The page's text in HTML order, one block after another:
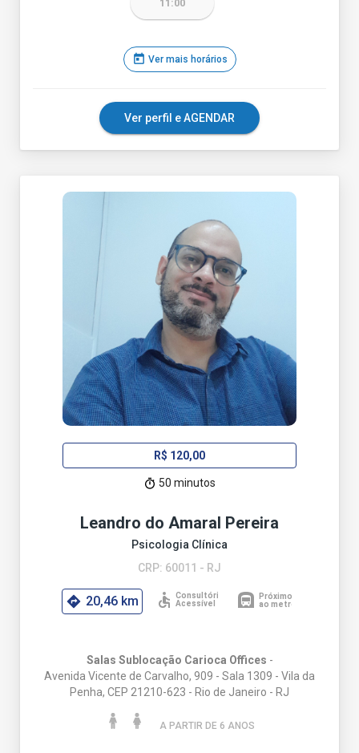
11:00
today Ver mais horários
Ver perfil e AGENDAR
R$ 120,00
50 minutos
Leandro do Amaral Pereira
Psicologia Clínica
CRP: 60011 - RJ
20,46 km
Salas Sublocação Carioca Offices -
Avenida Vicente de Carvalho, 909 - Sala 1309 - Vila da
Penha, CEP 21210-623 - Rio de Janeiro - RJ
A PARTIR DE 6 ANOS